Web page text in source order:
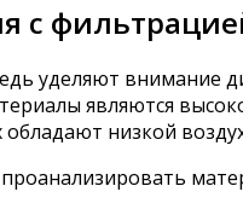
с
уделяют внимание
являются
обладают низкой
проанализировать